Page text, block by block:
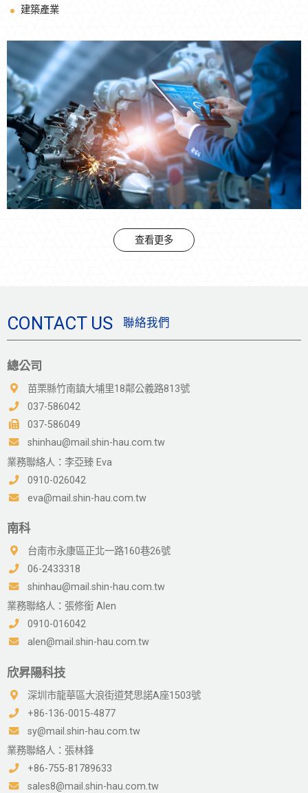
建築產業
查看更多
CONTACT US 聯絡我們
總公司
苗栗縣竹南鎮大埔里18鄰公義路813號
037-586042
037-586049
shinhau@mail.shin-hau.com.tw
業務聯絡人：李亞臻 Eva
0910-026042
eva@mail.shin-hau.com.tw
南科
台南市永康區正北一路160巷26號
06-2433318
shinhau@mail.shin-hau.com.tw
業務聯絡人：張修銜 Alen
0910-016042
alen@mail.shin-hau.com.tw
欣昇陽科技
深圳市龍華區大浪街道梵思諾A座1503號
+86-136-0015-4877
sy@mail.shin-hau.com.tw
業務聯絡人：張林鋒
+86-755-81789633
sales8@mail.shin-hau.com.tw